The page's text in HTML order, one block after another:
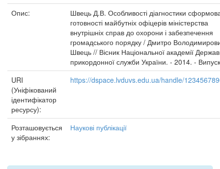
Опис:
Швець Д.В. Особливості діагностики
готовності майбутніх офіцерів міністерства
внутрішніх справ до охорони і забезпечення
громадського порядку / Дмитро
Швець // Вісник Національної академії
прикордонної служби України. - 2014. -
URI
(Уніфікований
ідентифікатор
ресурсу):
https://dspace.lvduvs.edu.ua/handle/
Розташовується
у зібраннях:
Наукові публікації